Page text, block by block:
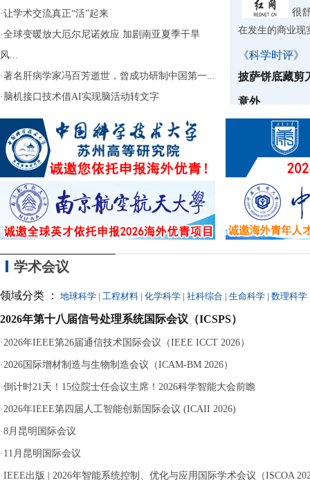
·让学术交流真正“活”起来
·全球变暖放大厄尔尼诺效应 加剧南亚夏季干旱
风...
·著名肝病学家冯百芳逝世，曾成功研制中国第一...
· 脑机接口技术借AI实现脑活动转文字
很
在发生的商业现
《科学时评》
披萨饼底藏剪
意外
据
40
话
学术会议
领域分类 ： 地球科学 | 工程材料 | 化学科学 | 社科综合 | 生命科学 | 数理科学
2026年第十八届信号处理系统国际会议（ICSPS）
·2026年IEEE第26届通信技术国际会议（IEEE ICCT 2026）
·2026国际增材制造与生物制造会议（ICAM-BM 2026）
·倒计时21天！15位院士任会议主席！2026科学智能大会前瞻
·2026年IEEE第四届人工智能创新国际会议 (ICAII 2026)
·8月昆明国际会议
· 11月昆明国际会议
·IEEE出版 | 2026年智能系统控制、优化与应用国际学术会议（ISCOA